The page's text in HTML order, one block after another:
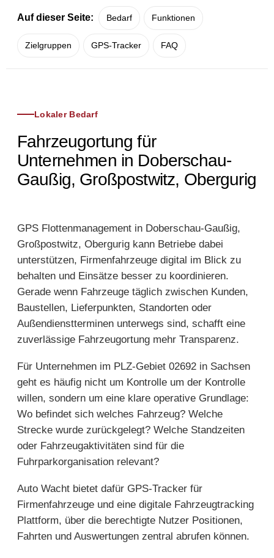
Auf dieser Seite: Bedarf Funktionen
Zielgruppen GPS-Tracker FAQ
Lokaler Bedarf
Fahrzeugortung für
Unternehmen in Doberschau-
Gaußig, Großpostwitz, Obergurig
GPS Flottenmanagement in Doberschau-Gaußig,
Großpostwitz, Obergurig kann Betriebe dabei
unterstützen, Firmenfahrzeuge digital im Blick zu
behalten und Einsätze besser zu koordinieren.
Gerade wenn Fahrzeuge täglich zwischen Kunden,
Baustellen, Lieferpunkten, Standorten oder
Außendienstterminen unterwegs sind, schafft eine
zuverlässige Fahrzeugortung mehr Transparenz.
Für Unternehmen im PLZ-Gebiet 02692 in Sachsen
geht es häufig nicht um Kontrolle um der Kontrolle
willen, sondern um eine klare operative Grundlage:
Wo befindet sich welches Fahrzeug? Welche
Strecke wurde zurückgelegt? Welche Standzeiten
oder Fahrzeugaktivitäten sind für die
Fuhrparkorganisation relevant?
Auto Wacht bietet dafür GPS-Tracker für
Firmenfahrzeuge und eine digitale Fahrzeugtracking
Plattform, über die berechtigte Nutzer Positionen,
Fahrten und Auswertungen zentral abrufen können.